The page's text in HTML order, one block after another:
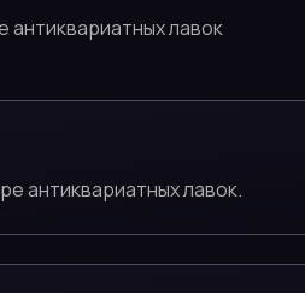
антиквариатных лавок
антиквариатных лавок.